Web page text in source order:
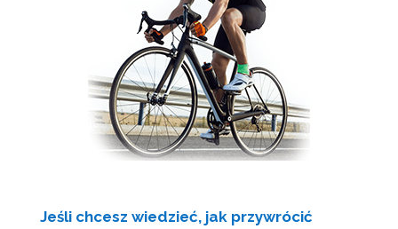
Jeśli chcesz wiedzieć, jak przywrócić